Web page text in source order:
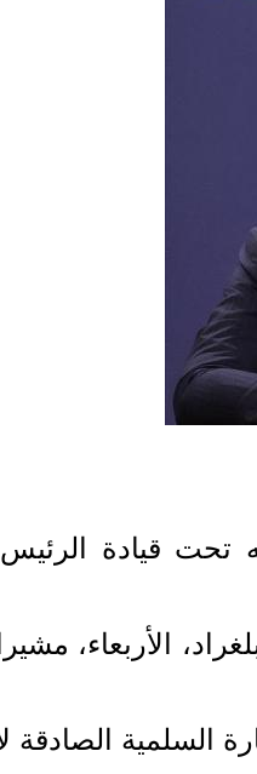
تحت قيادة
الأربعاء،
السلمية الصادقة